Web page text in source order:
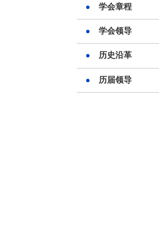
学会章程
学会领导
历史沿革
历届领导